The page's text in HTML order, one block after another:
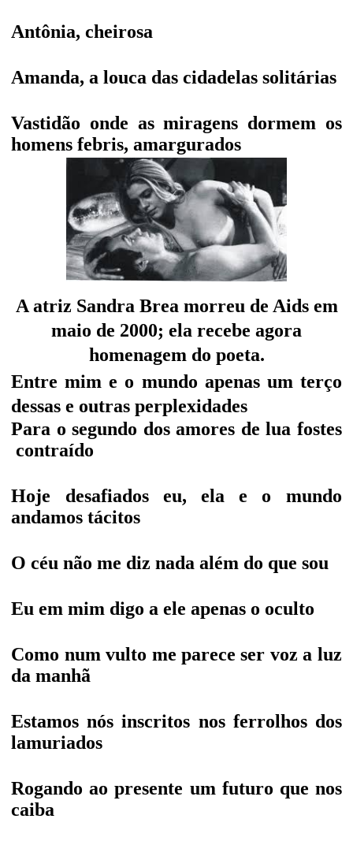
Antônia, cheirosa
Amanda, a louca das cidadelas solitárias
Vastidão onde as miragens dormem os
homens febris, amargurados
A atriz Sandra Brea morreu de Aids em
maio de 2000; ela recebe agora
homenagem do poeta.
Entre mim e o mundo apenas um terço
dessas e outras perplexidades
Para o segundo dos amores de lua fostes
contraído
Hoje desafiados eu, ela e o mundo
andamos tácitos
O céu não me diz nada além do que sou
Eu em mim digo a ele apenas o oculto
Como num vulto me parece ser voz a luz
da manhã
Estamos nós inscritos nos ferrolhos dos
lamuriados
Rogando ao presente um futuro que nos
caiba